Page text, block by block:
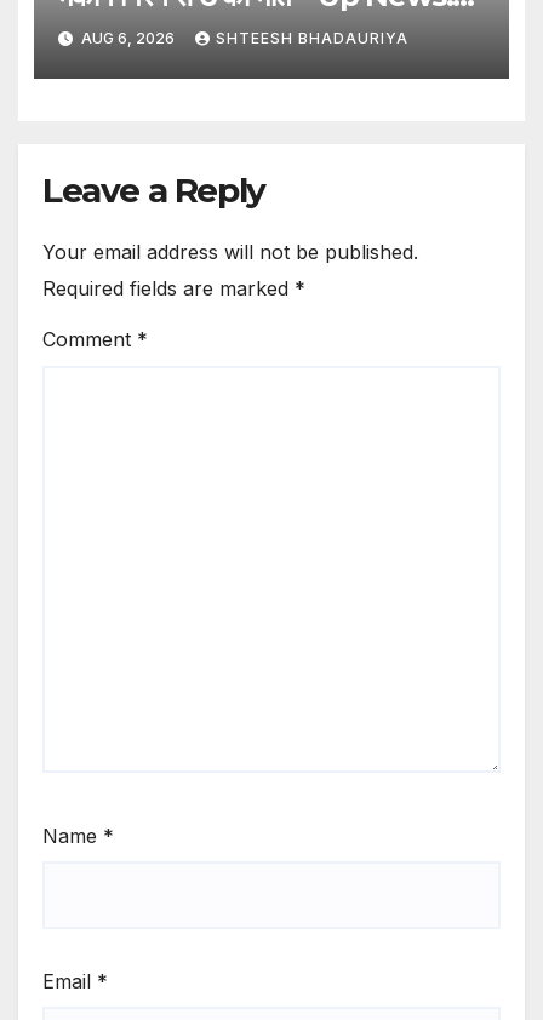
Tragic Accident In
Pratapgarh! 6 Dead After
House Collapses.
AUG 6, 2026 SHTEESH BHADAURIYA
Leave a Reply
Your email address will not be published.
Required fields are marked *
Comment *
Name *
Email *